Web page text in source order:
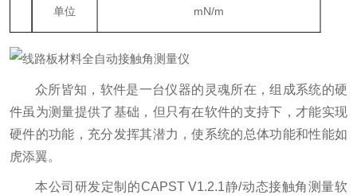
单位 mN/m
众所皆知，软件是一台仪器的灵魂所在，组成系统的硬
件虽为测量提供了基础，但只有在软件的支持下，才能实现
硬件的功能，充分发挥其潜力，使系统的总体功能和性能如
虎添翼。
本公司研发定制的CAPST V1.2.1静/动态接触角测量软